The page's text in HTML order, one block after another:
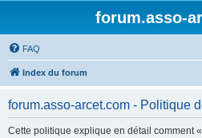
forum.asso-
FAQ
Index du forum
forum.asso-arcet.com - Politique
Cette politique explique en détail comment